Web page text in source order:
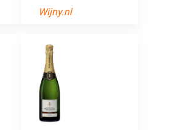
Wijny.nl